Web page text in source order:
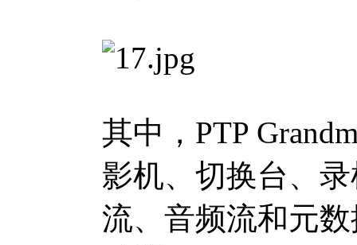
其中，PTP
影机、切换台、
流、音频流和元